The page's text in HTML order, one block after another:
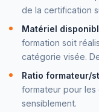
de la certification
Matériel
formation soit
catégorie visée.
Ratio formateur/
formateur pour les
sensiblement.